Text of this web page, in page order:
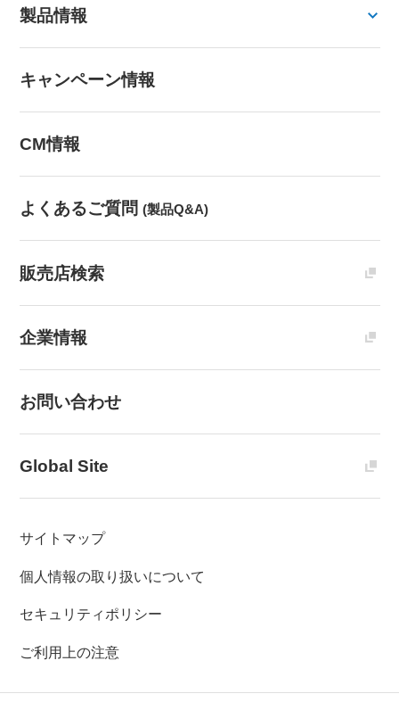
製品情報
キャンペーン情報
CM情報
よくあるご質問 (製品Q&A)
販売店検索
企業情報
お問い合わせ
Global Site
サイトマップ
個人情報の取り扱いについて
セキュリティポリシー
ご利用上の注意